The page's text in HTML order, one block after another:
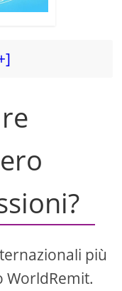
più
WorldRemit.